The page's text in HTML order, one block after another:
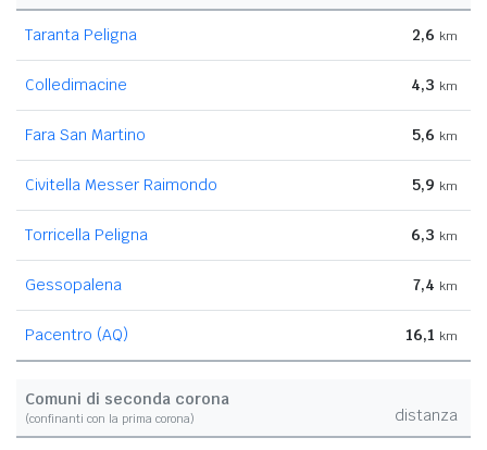
Taranta Peligna 2,6 km
Colledimacine 4,3 km
Fara San Martino 5,6 km
Civitella Messer Raimondo 5,9 km
Torricella Peligna 6,3 km
Gessopalena 7,4 km
Pacentro (AQ) 16,1 km
Comuni di seconda corona
(confinanti con la prima corona) distanza